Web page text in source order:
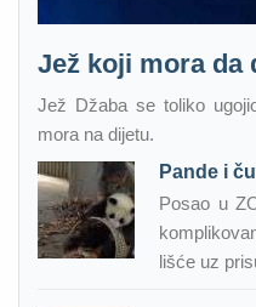
Jež koji mora da
Jež Džaba se toliko
mora na dijetu.
Pande i
Posao u
lišće uz